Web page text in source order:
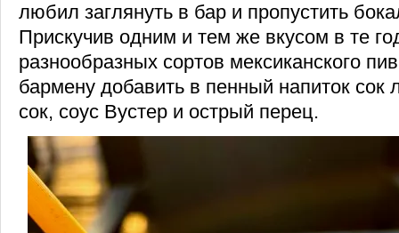
любил заглянуть в бар и пропустить
Прискучив одним и тем же вкусом в те
разнообразных сортов мексиканского
бармену добавить в пенный напиток сок
сок, соус Вустер и острый перец.